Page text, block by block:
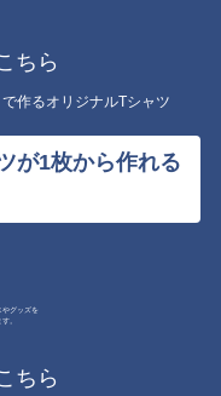
ちら
作るオリジナルTシャツ
が1枚から作れる
やグッズを
。
ちら